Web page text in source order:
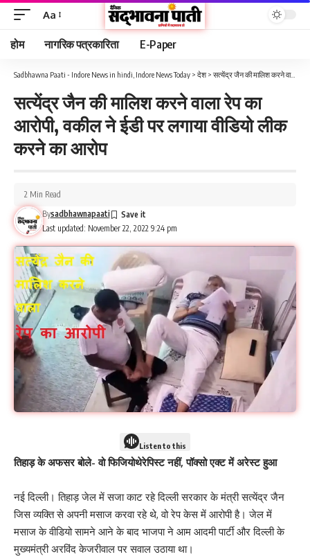
Aa
होम नागरिक पत्रकारिता E-Paper
Sadbhawna Paati - Indore News in hindi, Indore News Today > देश> सत्येंद्र जैन की मालिश करने वाला रेप का आरोपी, वकील ने ईडी पर लगाया वीडियो लीक करने का आरोप
सत्येंद्र जैन की मालिश करने वाला रेप का
आरोपी, वकील ने ईडी पर लगाया वीडियो लीक
करने का आरोप
Last updated: November 22, 2022 9:24 pm
Bysadbhawnapaati
2 Min Read
Listen to this
तिहाड़ के अफसर बोले- वो फिजियोथेरेपिस्ट नहीं, पॉक्सो एक्ट में अरेस्ट हुआ
नई दिल्ली। तिहाड़ जेल में सजा काट रहे दिल्ली सरकार के मंत्री सत्येंद्र जैन
जिस व्यक्ति से अपनी मसाज करवा रहे थे, वो रेप केस में आरोपी है। जेल में
मसाज के वीडियो सामने आने के बाद भाजपा ने आम आदमी पार्टी और दिल्ली के
मुख्यमंत्री अरविंद केजरीवाल पर सवाल उठाया था।